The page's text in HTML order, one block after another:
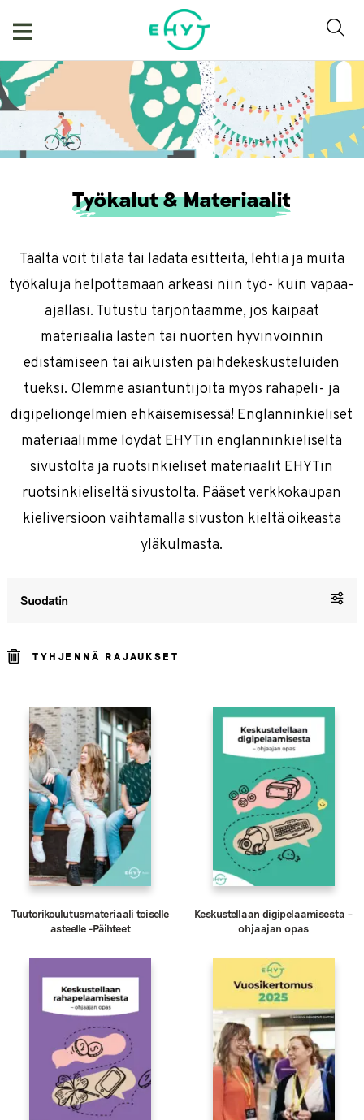
Työkalut & Materiaalit
Täältä voit tilata tai ladata esitteitä, lehtiä ja muita
työkaluja helpottamaan arkeasi niin työ- kuin vapaa-
ajallasi. Tutustu tarjontaamme, jos kaipaat
materiaalia lasten tai nuorten hyvinvoinnin
edistämiseen tai aikuisten päihdekeskusteluiden
tueksi. Olemme asiantuntijoita myös rahapeli- ja
digipeliongelmien ehkäisemisessä! Englanninkieliset
materiaalimme löydät EHYTin englanninkieliseltä
sivustolta ja ruotsinkieliset materiaalit EHYTin
ruotsinkieliseltä sivustolta. Pääset verkkokaupan
kieliversioon vaihtamalla sivuston kieltä oikeasta
yläkulmasta.
Suodatin
TYHJENNÄ RAJAUKSET
Tuutorikoulutusmateriaali toiselle
asteelle -Päihteet
Keskustellaan digipelaamisesta –
ohjaajan opas